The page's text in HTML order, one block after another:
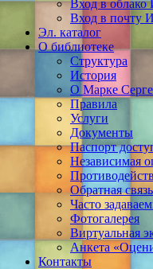
Вход в
Вход в почту
Эл. каталог
О библиотеке
Структура
История
О Марке
Правила
Услуги
Документы
Паспорт
Независимая
Обратная связь
Часто
Фотогалерея
Виртуальная
Анкета
Контакты